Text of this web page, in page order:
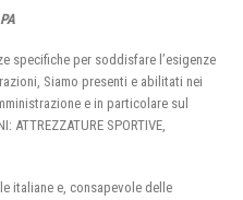
specifiche per soddisfare l’esigenze
Siamo presenti e abilitati nei
e in particolare sul
SPORTIVE,
italiane e, consapevole delle